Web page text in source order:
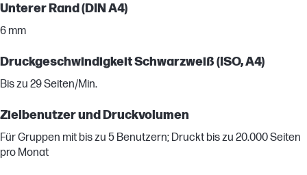
Unterer Rand (DIN A4)
6 mm
Druckgeschwindigkeit Schwarzweiß (ISO, A4)
Bis zu 29 Seiten/Min.
Zielbenutzer und Druckvolumen
Für Gruppen mit bis zu 5 Benutzern; Druckt bis zu 20.000 Seiten
pro Monat